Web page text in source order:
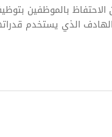
الاحتفاظ بالموظفين
الذي يستخدم